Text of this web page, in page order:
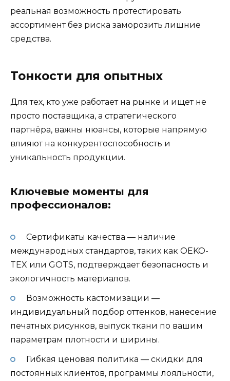
реальная возможность протестировать
ассортимент без риска заморозить лишние
средства.
Тонкости для опытных
Для тех, кто уже работает на рынке и ищет не
просто поставщика, а стратегического
партнёра, важны нюансы, которые напрямую
влияют на конкурентоспособность и
уникальность продукции.
Ключевые моменты для
профессионалов:
Сертификаты качества — наличие
международных стандартов, таких как OEKO-
TEX или GOTS, подтверждает безопасность и
экологичность материалов.
Возможность кастомизации —
индивидуальный подбор оттенков, нанесение
печатных рисунков, выпуск ткани по вашим
параметрам плотности и ширины.
Гибкая ценовая политика — скидки для
постоянных клиентов, программы лояльности,